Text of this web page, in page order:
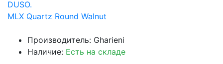
MLX Quartz Round Walnut
Производитель: Gharieni
Наличие: Есть на складе